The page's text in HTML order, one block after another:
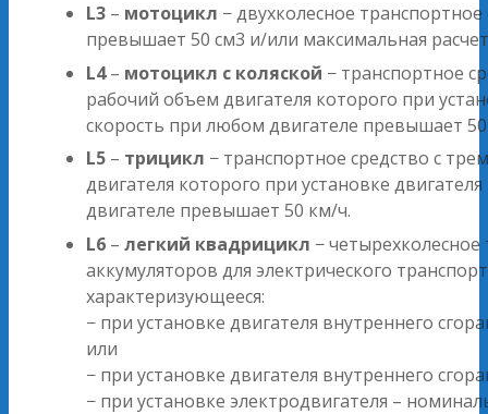
L3 – мотоцикл − двухколесное
превышает 50 см3 и/или максимальная
L4– мотоцикл с коляской − транспортное
рабочий объем двигателя которого при
скорость при любом двигателе превышает
L5 – трицикл − транспортное средство с
двигателя которого при установке
двигателе превышает 50 км/ч.
L6 –легкий квадрицикл −
аккумуляторов для электрического
характеризующееся:
− при установке двигателя внутреннего
или
− при установке двигателя внутреннего
− при установке электродвигателя –